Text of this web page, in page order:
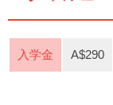
入学金 A$290